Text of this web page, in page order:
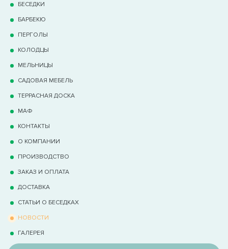
БЕСЕДКИ
БАРБЕКЮ
ПЕРГОЛЫ
КОЛОДЦЫ
МЕЛЬНИЦЫ
САДОВАЯ МЕБЕЛЬ
ТЕРРАCНАЯ ДОСКА
МАФ
КОНТАКТЫ
О КОМПАНИИ
ПРОИЗВОДСТВО
ЗАКАЗ И ОПЛАТА
ДОСТАВКА
СТАТЬИ О БЕСЕДКАХ
НОВОСТИ
ГАЛЕРЕЯ